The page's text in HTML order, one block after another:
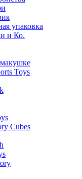
упаковка
и Ко.
Toys
Cubes